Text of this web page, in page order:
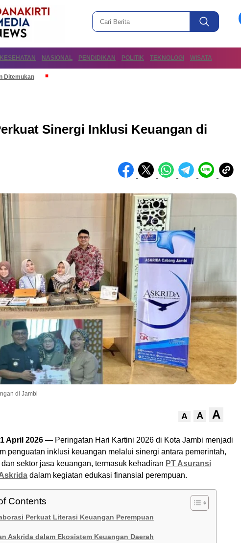
KESEHATAN NASIONAL PENDIDIKAN POLITIK TEKNOLOGI WISATA
Ditemukan
Sinergi Inklusi Keuangan di
di Jambi
A A A
April 2026 — Peringatan Hari Kartini 2026 di Kota Jambi menjadi
penguatan inklusi keuangan melalui sinergi antara pemerintah,
dan sektor jasa keuangan, termasuk kehadiran PT Asuransi
dalam kegiatan edukasi finansial perempuan.
Contents
Perkuat Literasi Keuangan Perempuan
Askrida dalam Ekosistem Keuangan Daerah